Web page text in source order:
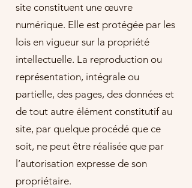
site constituent une œuvre
numérique. Elle est protégée par les
lois en vigueur sur la propriété
intellectuelle. La reproduction ou
représentation, intégrale ou
partielle, des pages, des données et
de tout autre élément constitutif au
site, par quelque procédé que ce
soit, ne peut être réalisée que par
l’autorisation expresse de son
propriétaire.